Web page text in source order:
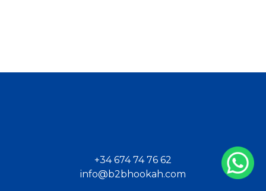
+34 674 74 76 62
info@b2bhookah.com